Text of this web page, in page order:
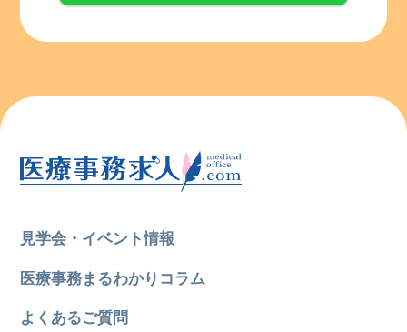
見学会・イベント情報
医療事務まるわかりコラム
よくあるご質問